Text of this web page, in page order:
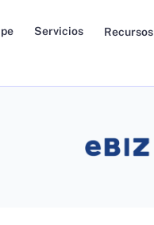
Servicios Recursos